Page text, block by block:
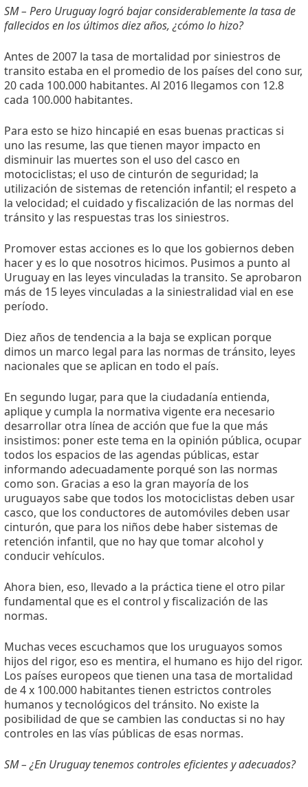
SM – Pero Uruguay logró bajar considerablemente la tasa de
fallecidos en los últimos diez años, ¿cómo lo hizo?
Antes de 2007 la tasa de mortalidad por siniestros de
transito estaba en el promedio de los países del cono sur,
20 cada 100.000 habitantes. Al 2016 llegamos con 12.8
cada 100.000 habitantes.
Para esto se hizo hincapié en esas buenas practicas si
uno las resume, las que tienen mayor impacto en
disminuir las muertes son el uso del casco en
motociclistas; el uso de cinturón de seguridad; la
utilización de sistemas de retención infantil; el respeto a
la velocidad; el cuidado y fiscalización de las normas del
tránsito y las respuestas tras los siniestros.
Promover estas acciones es lo que los gobiernos deben
hacer y es lo que nosotros hicimos. Pusimos a punto al
Uruguay en las leyes vinculadas la transito. Se aprobaron
más de 15 leyes vinculadas a la siniestralidad vial en ese
período.
Diez años de tendencia a la baja se explican porque
dimos un marco legal para las normas de tránsito, leyes
nacionales que se aplican en todo el país.
En segundo lugar, para que la ciudadanía entienda,
aplique y cumpla la normativa vigente era necesario
desarrollar otra línea de acción que fue la que más
insistimos: poner este tema en la opinión pública, ocupar
todos los espacios de las agendas públicas, estar
informando adecuadamente porqué son las normas
como son. Gracias a eso la gran mayoría de los
uruguayos sabe que todos los motociclistas deben usar
casco, que los conductores de automóviles deben usar
cinturón, que para los niños debe haber sistemas de
retención infantil, que no hay que tomar alcohol y
conducir vehículos.
Ahora bien, eso, llevado a la práctica tiene el otro pilar
fundamental que es el control y fiscalización de las
normas.
Muchas veces escuchamos que los uruguayos somos
hijos del rigor, eso es mentira, el humano es hijo del rigor.
Los países europeos que tienen una tasa de mortalidad
de 4 x 100.000 habitantes tienen estrictos controles
humanos y tecnológicos del tránsito. No existe la
posibilidad de que se cambien las conductas si no hay
controles en las vías públicas de esas normas.
SM – ¿En Uruguay tenemos controles eficientes y adecuados?